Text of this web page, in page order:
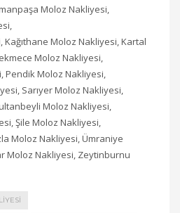
Moloz Nakliyesi,
Kağıthane Moloz Nakliyesi, Kartal
Moloz Nakliyesi,
Pendik Moloz Nakliyesi,
Sarıyer Moloz Nakliyesi,
Moloz Nakliyesi,
Şile Moloz Nakliyesi,
Moloz Nakliyesi, Ümraniye
Moloz Nakliyesi, Zeytinburnu